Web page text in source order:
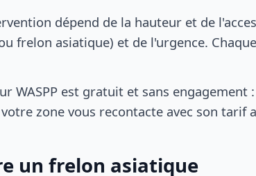
dépend de la hauteur et de
frelon asiatique) et de l'urgence.
WASPP est gratuit et sans engagement
zone vous recontacte avec son tarif
un frelon asiatique